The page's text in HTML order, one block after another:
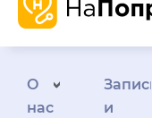
О
нас
Запись
и